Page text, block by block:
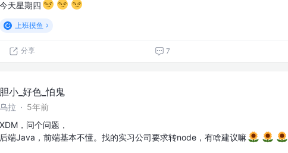
今天星期四
上班摸鱼
分享 7
胆小_好色_怕鬼
乌拉 · 5年前
XDM，问个问题，
后端Java，前端基本不懂。找的实习公司要求转node，有啥建议嘛